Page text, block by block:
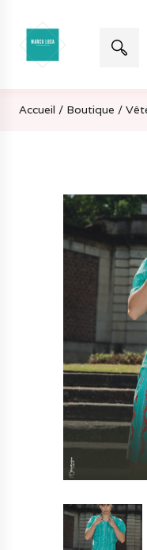
Aller
à
la
Aller
au
contenu
pour :
Accueil / Boutique /